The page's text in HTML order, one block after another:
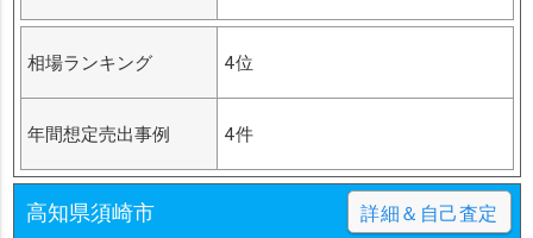
相場ランキング 4位
年間想定売出事例 4件
高知県須崎市 詳細＆自己査定